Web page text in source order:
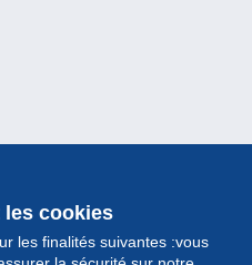
cookies
les finalités suivantes :vous